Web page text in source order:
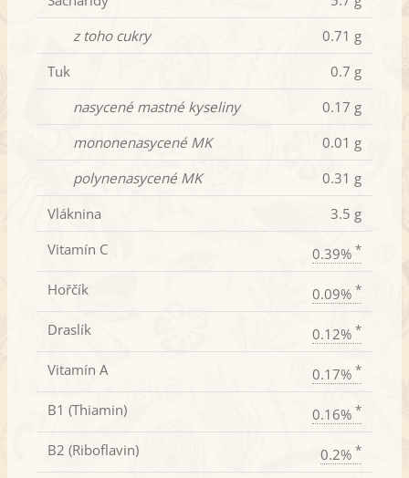
z toho cukry
0.71 g
Tuk
0.7 g
nasycené mastné kyseliny
0.17 g
mononenasycené MK
0.01 g
polynenasycené MK
0.31 g
Vláknina
3.5 g
Vitamín C
0.39% *
Hořčík 0.09% *
Draslík 0.12% *
Vitamín A 0.17% *
B1 (Thiamin) 0.16% *
B2 (Riboflavin) 0.2% *